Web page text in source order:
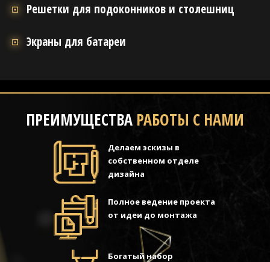
Решетки для подоконников и столешниц
Экраны для батареи
ПРЕИМУЩЕСТВА РАБОТЫ С НАМИ
Делаем эскизы в
собственном отделе
дизайна
Полное ведение проекта
от идеи до монтажа
Богатый набор